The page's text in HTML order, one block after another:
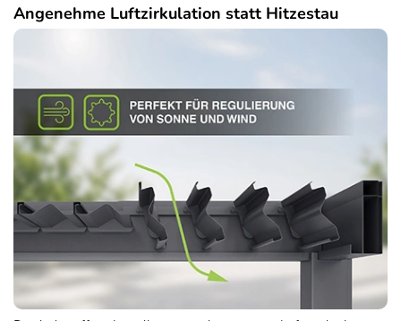
Angenehme Luftzirkulation statt Hitzestau